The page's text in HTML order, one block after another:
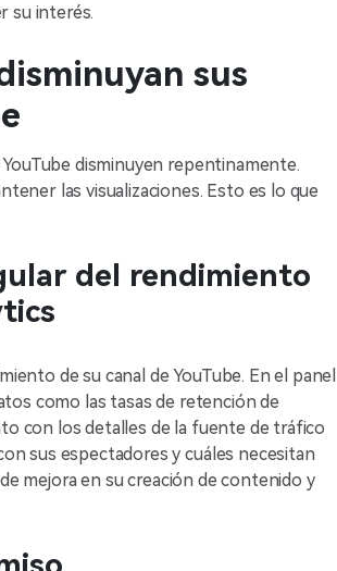
su interés.
sus
disminuyen repentinamente.
las visualizaciones. Esto es lo que
del rendimiento
de su canal de YouTube. En el panel
como las tasas de retención de
con los detalles de la fuente de tráfico
sus espectadores y cuáles necesitan
mejora en su creación de contenido y